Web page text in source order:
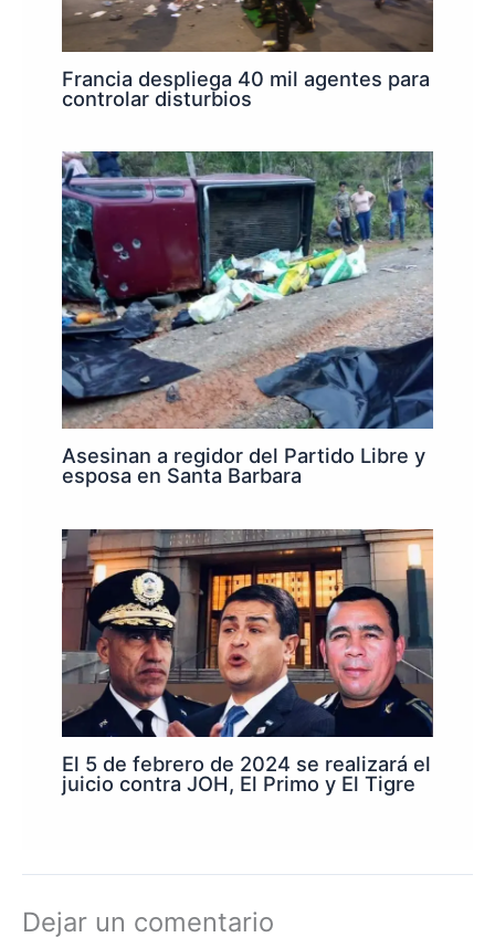
Francia despliega 40 mil agentes para
controlar disturbios
Asesinan a regidor del Partido Libre y
esposa en Santa Barbara
El 5 de febrero de 2024 se realizará el
juicio contra JOH, El Primo y El Tigre
Dejar un comentario